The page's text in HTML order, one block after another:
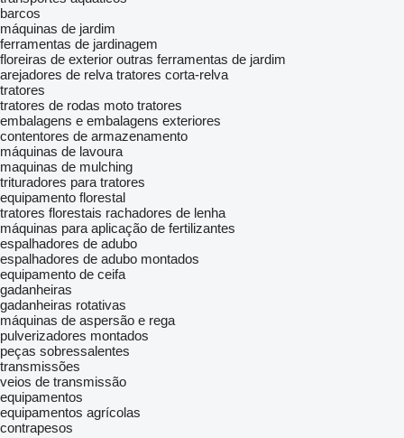
barcos
máquinas de jardim
ferramentas de jardinagem
floreiras de exterior outras ferramentas de jardim
arejadores de relva tratores corta-relva
tratores
tratores de rodas moto tratores
embalagens e embalagens exteriores
contentores de armazenamento
máquinas de lavoura
maquinas de mulching
trituradores para tratores
equipamento florestal
tratores florestais rachadores de lenha
máquinas para aplicação de fertilizantes
espalhadores de adubo
espalhadores de adubo montados
equipamento de ceifa
gadanheiras
gadanheiras rotativas
máquinas de aspersão e rega
pulverizadores montados
peças sobressalentes
transmissões
veios de transmissão
equipamentos
equipamentos agrícolas
contrapesos